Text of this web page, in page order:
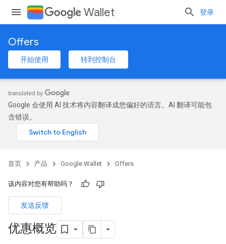
Wallet 登录
Offers
开始使用 转到控制台
Google 会使用 AI 技术将内容翻译成您偏好的语言。AI 翻译可能包
含错误。
首页 产品 Google Wallet Offers
该内容对您有帮助吗？
发送反馈
优惠概览